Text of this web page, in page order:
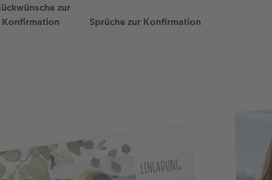
zur
Konfirmation
Sprüche zur Konfirmation